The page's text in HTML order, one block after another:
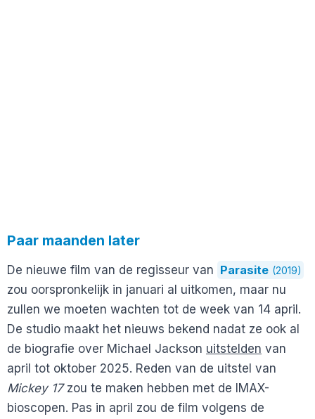
Paar maanden later
De nieuwe film van de regisseur van Parasite (2019)
zou oorspronkelijk in januari al uitkomen, maar nu
zullen we moeten wachten tot de week van 14 april.
De studio maakt het nieuws bekend nadat ze ook al
de biografie over Michael Jackson uitstelden van
april tot oktober 2025. Reden van de uitstel van
Mickey 17zou te maken hebben met de IMAX-
bioscopen. Pas in april zou de film volgens de